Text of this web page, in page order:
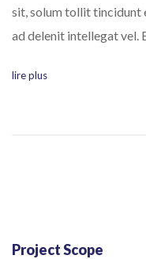
sit, solum tollit tincidunt
ad delenit intellegat vel.
lire plus
Project Scope